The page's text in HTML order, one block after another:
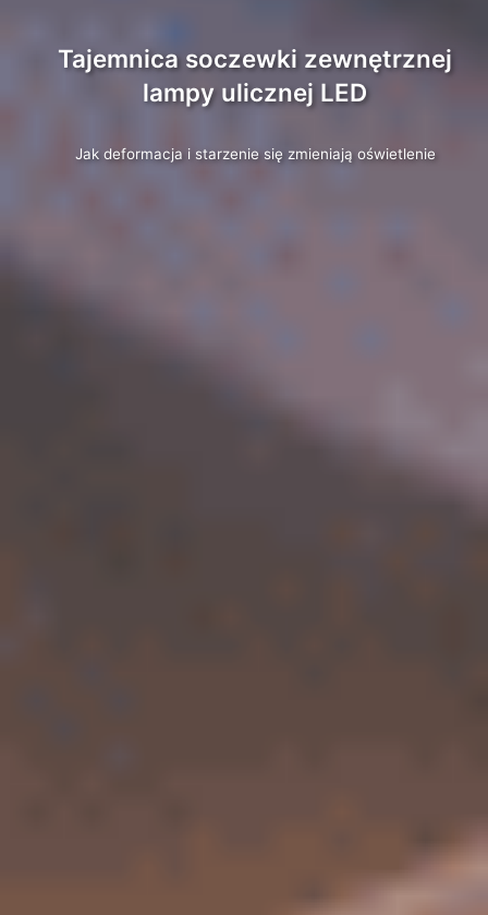
Tajemnica soczewki zewnętrznej
lampy ulicznej LED
Jak deformacja i starzenie się zmieniają oświetlenie